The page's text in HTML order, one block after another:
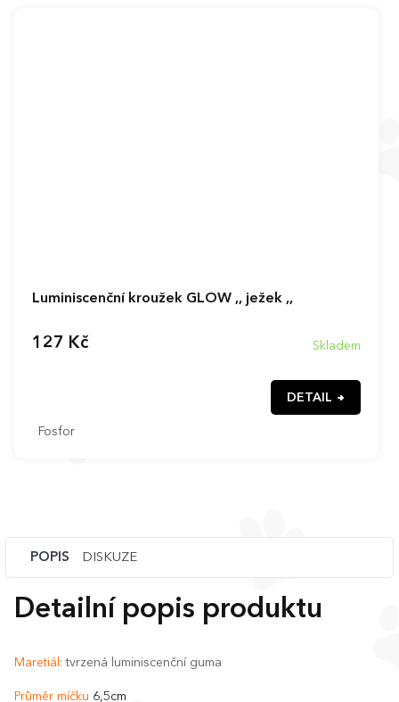
Luminiscenční kroužek GLOW ,, ježek ,,
Skladem
127 Kč
DETAIL
Fosfor
POPIS DISKUZE
Detailní popis produktu
Maretiál:tvrzená luminiscenční guma
Průměr míčku 6,5cm